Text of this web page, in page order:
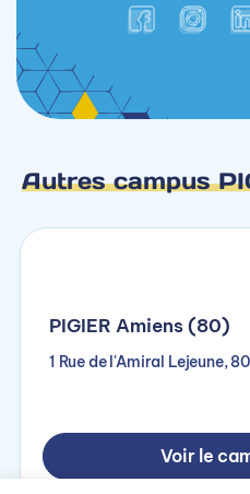
Autres campus
PIGIER Amiens (80)
1 Rue de l'Amiral Lejeune,
Voir le